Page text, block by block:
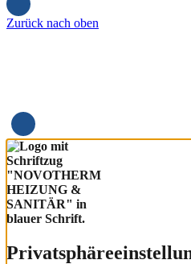
Zurück nach oben